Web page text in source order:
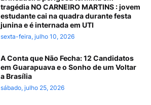
tragédia NO CARNEIRO MARTINS : jovem
estudante cai na quadra durante festa
junina e é internada em UTI
sexta-feira, julho 10, 2026
A Conta que Não Fecha: 12 Candidatos
em Guarapuava e o Sonho de um Voltar
a Brasília
sábado, julho 25, 2026